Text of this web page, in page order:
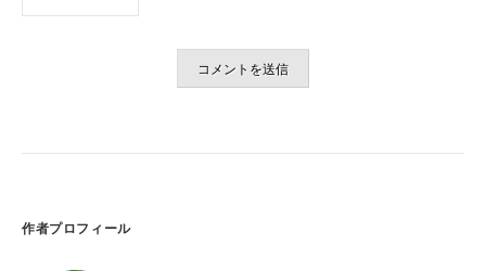
作者プロフィール